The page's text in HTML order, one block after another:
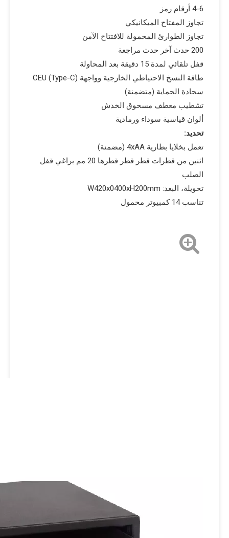
4-6 أرقام رمز
تجاوز المفتاح الميكانيكي
تجاوز الطوارئ المحمولة للافتتاح الآمن
200 حدث آخر حدث مراجعة
قفل تلقائي لمدة 15 دقيقة بعد المحاولة
طاقة النسخ الاحتياطي الخارجية وواجهة CEU (Type-C)
سجادة الحماية (متضمنة)
تشطيب معطف مسحوق الخدش
ألوان قياسية سوداء ورمادية
تحديد:
تعمل بخلايا بطارية 4xAA (مضمنة)
اثنين من قطرات قطر قطر قطرها 20 مم براغي قفل
الصلب
تحويلة، البعد: W420x0400xH200mm
تناسب 14 كمبيوتر محمول